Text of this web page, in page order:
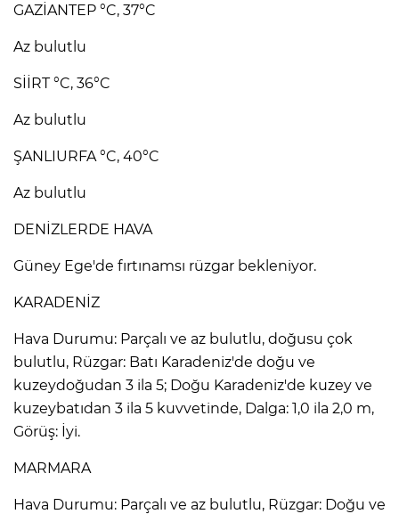
GAZİANTEP °C, 37°C
Az bulutlu
SİİRT °C, 36°C
Az bulutlu
ŞANLIURFA °C, 40°C
Az bulutlu
DENİZLERDE HAVA
Güney Ege'de fırtınamsı rüzgar bekleniyor.
KARADENİZ
Hava Durumu: Parçalı ve az bulutlu, doğusu çok
bulutlu, Rüzgar: Batı Karadeniz'de doğu ve
kuzeydoğudan 3 ila 5; Doğu Karadeniz'de kuzey ve
kuzeybatıdan 3 ila 5 kuvvetinde, Dalga: 1,0 ila 2,0 m,
Görüş: İyi.
MARMARA
Hava Durumu: Parçalı ve az bulutlu, Rüzgar: Doğu ve